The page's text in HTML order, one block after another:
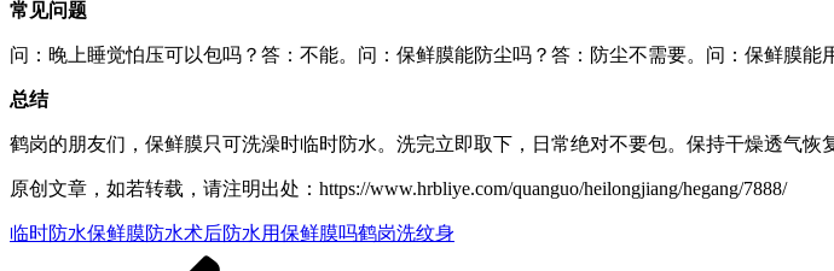
常见问题
问：晚上睡觉怕压可以包吗？答：不能。问：保鲜膜能防尘吗？答：防尘不需要。问：保鲜膜
总结
鹤岗的朋友们，保鲜膜只可洗澡时临时防水。洗完立即取下，日常绝对不要包。保持干燥透气恢
原创文章，如若转载，请注明出处：https://www.hrbliye.com/quanguo/heilongjiang/hegang/7888/
临时防水保鲜膜防水术后防水用保鲜膜吗鹤岗洗纹身